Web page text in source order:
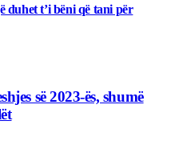
duhet t’i bëni që tani për
së 2023-ës, shumë